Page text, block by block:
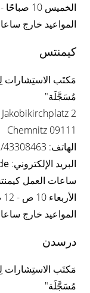
الخميس 10 صباحًا - 12 صباحًا
المواعيد خارج
كيمنتس
مَكتَب الاستِشارات
مُسَجَّلَة"
Jakobikirchplatz 2
09111 Chemnitz
الهاتف: 0371/43308463
البريد الإلكتروني:
ساعات العمل
الأربعاء 10 ص - 12 ص
المواعيد خارج
درسدن
مَكتَب الاستِشارات
مُسَجَّلَة"